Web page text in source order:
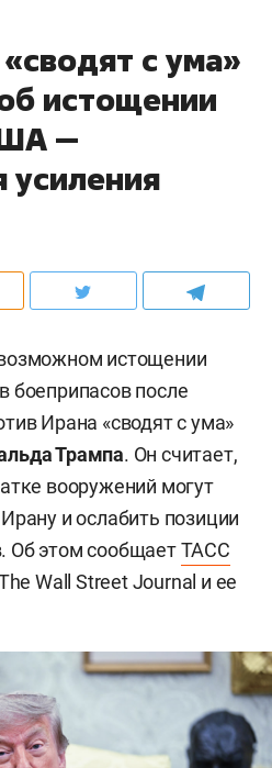
с ума»
истощении
—
усиления
истощении
боеприпасов после
Ирана «сводят с ума»
Трампа. Он считает,
вооружений могут
и ослабить позиции
Об этом сообщаетТАСС
Wall Street Journal и ее